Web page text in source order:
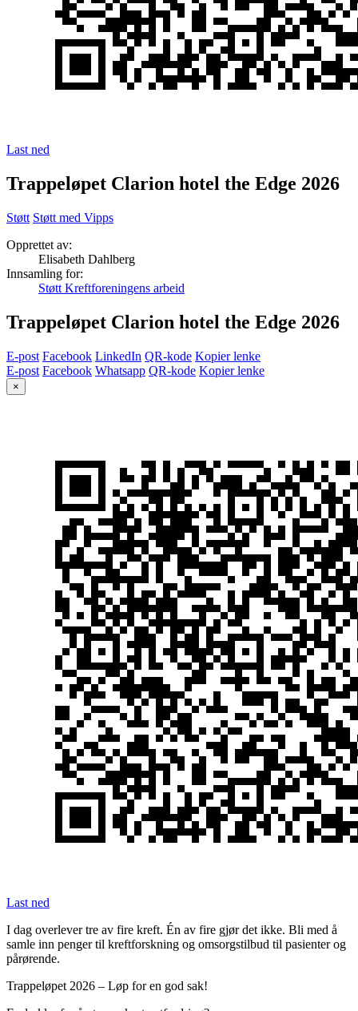
Last ned
Trappeløpet Clarion hotel the Edge 2026
Støtt Støtt med Vipps
Opprettet av:
Elisabeth Dahlberg
Innsamling for:
Støtt Kreftforeningens arbeid
Trappeløpet Clarion hotel the Edge 2026
E-post Facebook LinkedIn QR-kode Kopier lenke
E-post Facebook Whatsapp QR-kode Kopier lenke
×
Last ned
I dag overlever tre av fire kreft. Én av fire gjør det ikke. Bli med å
samle inn penger til kreftforskning og omsorgstilbud til pasienter og
pårørende.
Trappeløpet 2026 – Løp for en god sak!